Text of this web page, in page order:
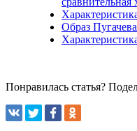
Образ
Понравилась статья?